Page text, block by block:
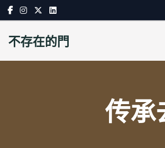
Skip
不存在的門
传承